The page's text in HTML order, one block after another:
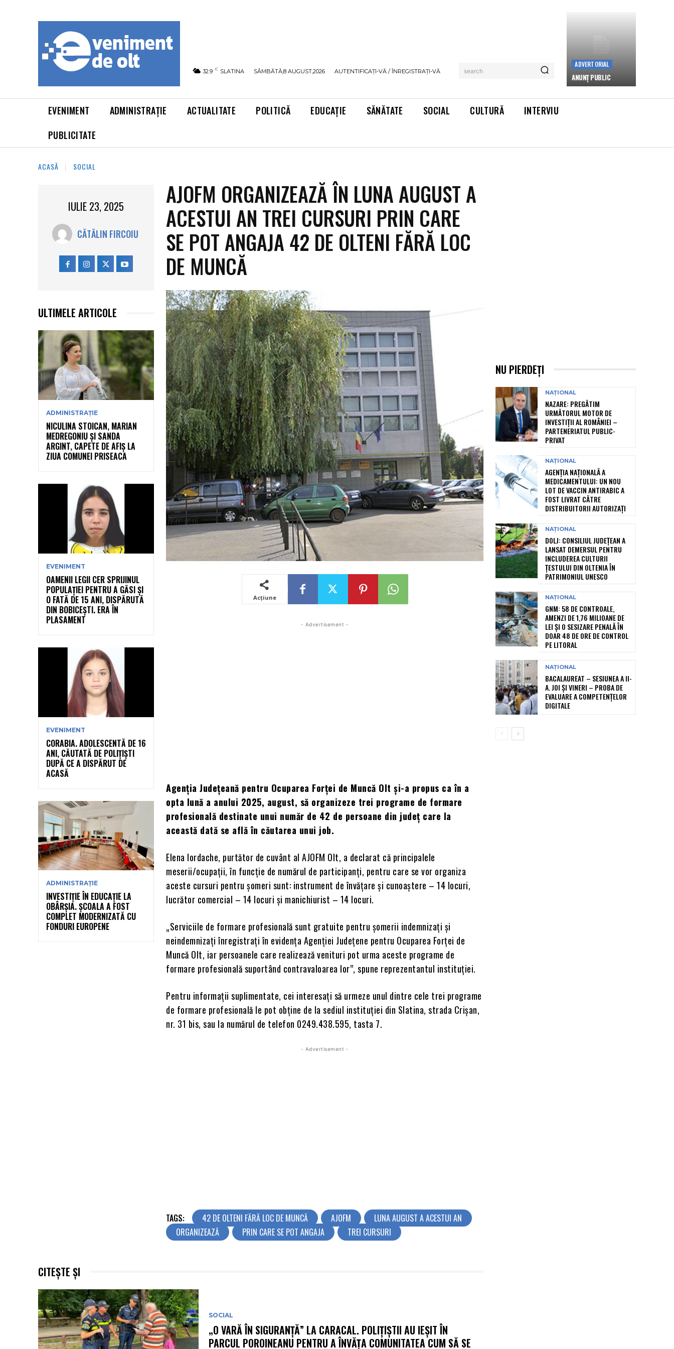
32.9 C SLATINA SÂMBĂTĂ,8 AUGUST,2026 AUTENTIFICAȚI-VĂ / ÎNREGISTRAȚI-VĂ search
ADVERTORIAL
ANUNȚ PUBLIC
EVENIMENT ADMINISTRAȚIE ACTUALITATE POLITICĂ EDUCAȚIE SĂNĂTATE SOCIAL CULTURĂ
INTERVIU
PUBLICITATE
ACASĂ SOCIAL
IULIE 23, 2025
CĂTĂLIN FIRCOIU
ULTIMELE ARTICOLE
ADMINISTRAȚIE
NICULINA STOICAN, MARIAN
MEDREGONIU ȘI SANDA
ARGINT, CAPETE DE AFIȘ LA
ZIUA COMUNEI PRISEACA
EVENIMENT
OAMENII LEGII CER SPRIJINUL
POPULAȚIEI PENTRU A GĂSI ȘI
O FATĂ DE 15 ANI, DISPĂRUTĂ
DIN BOBICEȘTI. ERA ÎN
PLASAMENT
EVENIMENT
CORABIA. ADOLESCENTĂ DE 16
ANI, CĂUTATĂ DE POLIȚIȘTI
DUPĂ CE A DISPĂRUT DE
ACASĂ
ADMINISTRAȚIE
INVESTIȚIE ÎN EDUCAȚIE LA
OBÂRȘIA. ȘCOALA A FOST
COMPLET MODERNIZATĂ CU
FONDURI EUROPENE
AJOFM ORGANIZEAZĂ ÎN LUNA AUGUST A
ACESTUI AN TREI CURSURI PRIN CARE
SE POT ANGAJA 42 DE OLTENI FĂRĂ LOC
DE MUNCĂ
Acțiune
- Advertisement -
Agenţia Judeţeană pentru Ocuparea Forţei de Muncă Olt și-a propus ca în a
opta lună a anului 2025, august, să organizeze trei programe de formare
profesională destinate unui număr de 42 de persoane din județ care la
această dată se află în căutarea unui job.
Elena Iordache, purtător de cuvânt al AJOFM Olt, a declarat că principalele
meserii/ocupații, în funcție de numărul de participanți, pentru care se vor organiza
aceste cursuri pentru șomeri sunt: instrument de învățare și cunoaștere – 14 locuri,
lucrător comercial – 14 locuri și manichiurist – 14 locuri.
„Serviciile de formare profesională sunt gratuite pentru şomerii indemnizaţi şi
neindemnizaţi înregistraţi în evidenţa Agenţiei Judeţene pentru Ocuparea Forţei de
Muncă Olt, iar persoanele care realizează venituri pot urma aceste programe de
formare profesională suportând contravaloarea lor”, spune reprezentantul instituției.
Pentru informaţii suplimentate, cei interesaţi să urmeze unul dintre cele trei programe
de formare profesională le pot obţine de la sediul instituţiei din Slatina, strada Crişan,
nr. 31 bis, sau la numărul de telefon 0249.438.595, tasta 7.
- Advertisement -
TAGS: 42 DE OLTENI FĂRĂ LOC DE MUNCĂ AJOFM
LUNA AUGUST A ACESTUI AN
ORGANIZEAZĂ
PRIN CARE SE POT ANGAJA TREI CURSURI
CITEȘTE ȘI
SOCIAL
„O VARĂ ÎN SIGURANȚĂ” LA CARACAL. POLIȚIȘTII AU IEȘIT ÎN
PARCUL POROINEANU PENTRU A ÎNVĂȚA COMUNITATEA CUM SĂ SE
NU PIERDEȚI
NAȚIONAL
NAZARE: PREGĂTIM
URMĂTORUL MOTOR DE
INVESTIȚII AL ROMÂNIEI –
PARTENERIATUL PUBLIC-
PRIVAT
NAȚIONAL
AGENȚIA NAȚIONALĂ A
MEDICAMENTULUI: UN NOU
LOT DE VACCIN ANTIRABIC A
FOST LIVRAT CĂTRE
DISTRIBUITORII AUTORIZAȚI
NAȚIONAL
DOLJ: CONSILIUL JUDEȚEAN A
LANSAT DEMERSUL PENTRU
INCLUDEREA CULTURII
ȚESTULUI DIN OLTENIA ÎN
PATRIMONIUL UNESCO
NAȚIONAL
GNM: 58 DE CONTROALE,
AMENZI DE 1,76 MILIOANE DE
LEI ȘI O SESIZARE PENALĂ ÎN
DOAR 48 DE ORE DE CONTROL
PE LITORAL
NAȚIONAL
BACALAUREAT – SESIUNEA A II-
A. JOI ȘI VINERI – PROBA DE
EVALUARE A COMPETENȚELOR
DIGITALE